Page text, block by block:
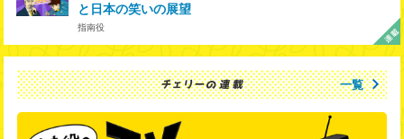
と日本の笑いの展望
指南役
一覧